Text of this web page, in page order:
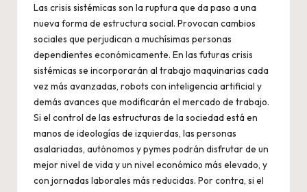
Las crisis sistémicas son la ruptura que da paso a una
nueva forma de estructura social. Provocan cambios
sociales que perjudican a muchísimas personas
dependientes económicamente. En las futuras crisis
sistémicas se incorporarán al trabajo maquinarias cada
vez más avanzadas, robots con inteligencia artificial y
demás avances que modificarán el mercado de trabajo.
Si el control de las estructuras de la sociedad está en
manos de ideologías de izquierdas, las personas
asalariadas, autónomos y pymes podrán disfrutar de un
mejor nivel de vida y un nivel económico más elevado, y
con jornadas laborales más reducidas. Por contra, si el